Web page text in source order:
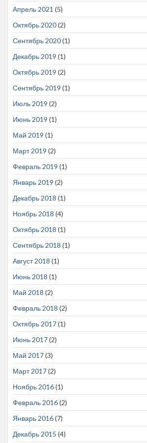
Апрель 2021 (5)
Октябрь 2020(2)
Сентябрь 2020(1)
Декабрь 2019 (1)
Октябрь 2019 (2)
Сентябрь 2019 (1)
Июль 2019 (2)
Июнь 2019 (1)
Май 2019 (1)
Март 2019 (2)
Февраль 2019 (1)
Январь 2019 (2)
Декабрь 2018 (1)
Ноябрь 2018 (4)
Октябрь 2018 (1)
Сентябрь 2018 (1)
Август 2018 (1)
Июнь 2018 (1)
Май 2018 (2)
Февраль 2018 (2)
Октябрь 2017(1)
Июнь 2017(2)
Май 2017(3)
Март 2017(2)
Ноябрь 2016(1)
Февраль 2016(2)
Январь 2016(7)
Декабрь 2015 (4)